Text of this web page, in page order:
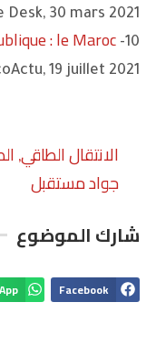
Desk, 30 mars 2021.
10- ES-SIARI, S., «
: le Maroc
19 juillet 2021
الانتقال الطاقي,
جواد مستقبل
شارك الموضوع
Facebook